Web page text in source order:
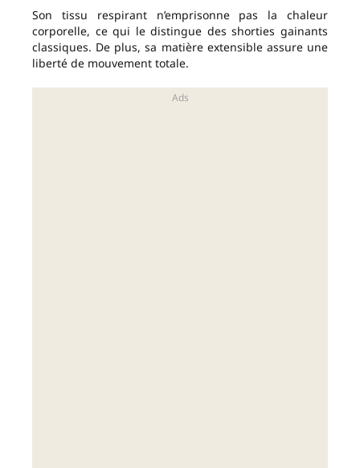
Son tissu respirant n’emprisonne pas la chaleur
corporelle, ce qui le distingue des shorties gainants
classiques. De plus, sa matière extensible assure une
liberté de mouvement totale.